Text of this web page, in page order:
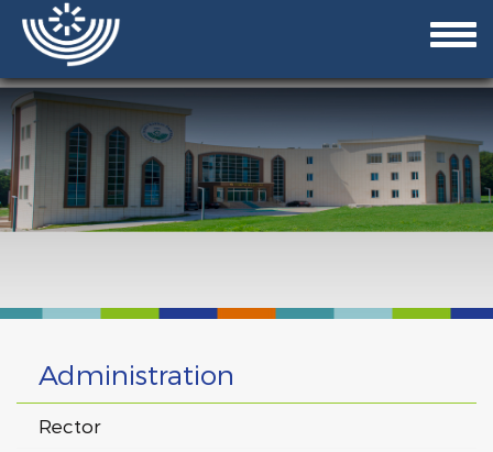
Administration
Rector